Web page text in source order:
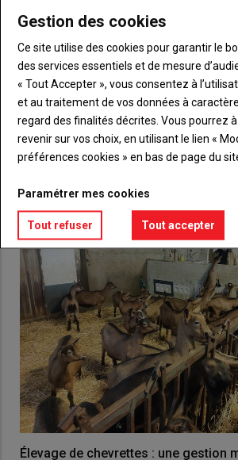
compte pour accéder à tout
Lien Créez un compte
VOUS AIMEREZ AUSSI
Élevage de chevrettes : une gestion
Gestion des cookies
Ce site utilise des cookies pour garantir le
des services essentiels et de mesure
« Tout Accepter », vous consentez à
et au traitement de vos données à
regard des finalités décrites. Vous pourrez
revenir sur vos choix, en utilisant le lien «
préférences cookies » en bas de page du
Paramétrer mes cookies
Tout refuser Tout accepter